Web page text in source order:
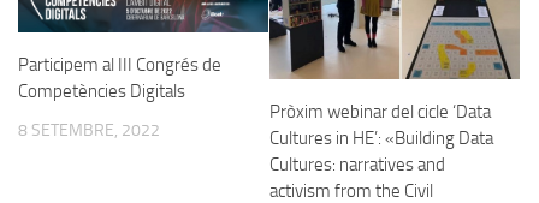
Participem al III Congrés de
Competències Digitals
8 SETEMBRE, 2022
Pròxim webinar del cicle ‘Data
Cultures in HE’: «Building Data
Cultures: narratives and
activism from the Civil